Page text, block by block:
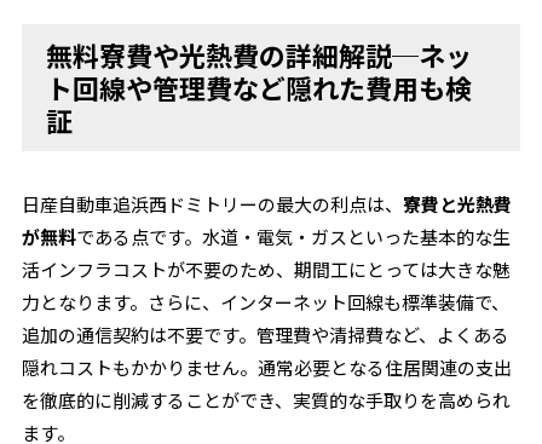
無料寮費や光熱費の詳細解説─ネッ
ト回線や管理費など隠れた費用も検
証
日産自動車追浜西ドミトリーの最大の利点は、寮費と光熱費
が無料である点です。水道・電気・ガスといった基本的な生
活インフラコストが不要のため、期間工にとっては大きな魅
力となります。さらに、インターネット回線も標準装備で、
追加の通信契約は不要です。管理費や清掃費など、よくある
隠れコストもかかりません。通常必要となる住居関連の支出
を徹底的に削減することができ、実質的な手取りを高められ
ます。